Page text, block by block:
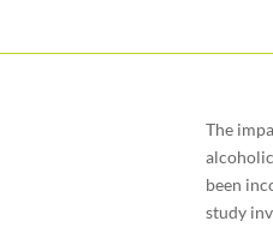
The
been
study